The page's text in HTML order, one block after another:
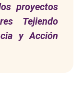
proyectos
Tejiendo
y Acción